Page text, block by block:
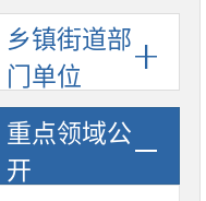
乡镇街道部
门单位
重点领域公
开